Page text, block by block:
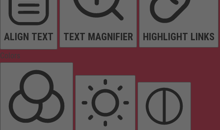
ALIGN TEXT TEXT MAGNIFIER HIGHLIGHT LINKS
Colors